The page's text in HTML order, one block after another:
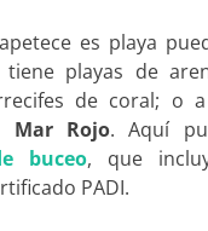
es playa
playas de
de coral; o a
Mar Rojo. Aquí
buceo, que
PADI.